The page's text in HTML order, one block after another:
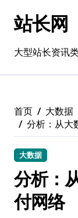
站长网
大型站长资讯
首页 大数据
分析：从大
大数据
分析：
付网络